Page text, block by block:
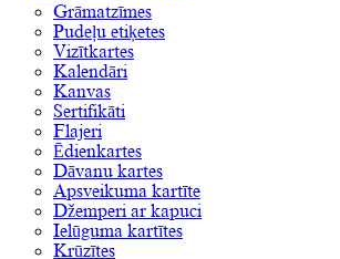
Grāmatzīmes
Pudeļu etiķetes
Vizītkartes
Kalendāri
Kanvas
Sertifikāti
Flajeri
Ēdienkartes
Dāvanu kartes
Apsveikuma kartīte
Džemperi ar kapuci
Ielūguma kartītes
Krūzītes